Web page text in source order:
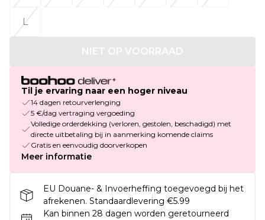
L
NIET OP VOORRAAD
Til je ervaring naar een hoger niveau
14 dagen retourverlenging
5 €/dag vertraging vergoeding
Volledige orderdekking (verloren, gestolen, beschadigd) met
directe uitbetaling bij in aanmerking komende claims
Gratis en eenvoudig doorverkopen
Meer informatie
EU Douane- & Invoerheffing toegevoegd bij het
afrekenen. Standaardlevering €5.99
Kan binnen 28 dagen worden geretourneerd